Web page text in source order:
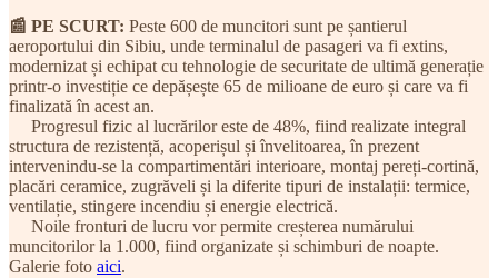
📰 PE SCURT: Peste 600 de muncitori sunt pe șantierul
aeroportului din Sibiu, unde terminalul de pasageri va fi extins,
modernizat și echipat cu tehnologie de securitate de ultimă generație
printr-o investiție ce depășește 65 de milioane de euro și care va fi
finalizată în acest an.
Progresul fizic al lucrărilor este de 48%, fiind realizate integral
structura de rezistență, acoperișul și învelitoarea, în prezent
intervenindu-se la compartimentări interioare, montaj pereți-cortină,
placări ceramice, zugrăveli și la diferite tipuri de instalații: termice,
ventilație, stingere incendiu și energie electrică.
Noile fronturi de lucru vor permite creșterea numărului
muncitorilor la 1.000, fiind organizate și schimburi de noapte.
Galerie foto aici.